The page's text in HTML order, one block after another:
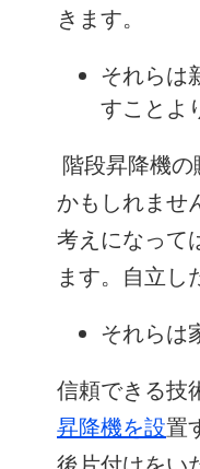
きます。
それらは
すことよ
階段昇降機
かもしれませ
考えになって
ます。自立し
それらは
信頼できる技
昇降機を設置